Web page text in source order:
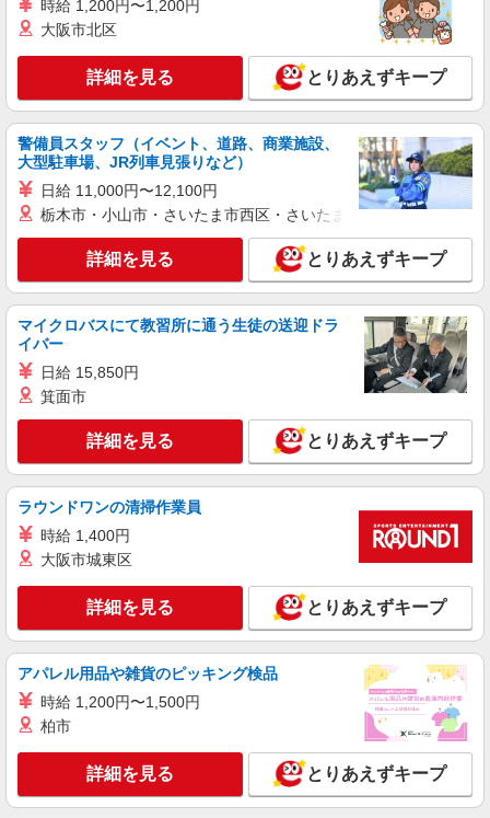
株式会社kotrio /●FK-H-1878196
香春口三萩野／面接なし！シニア向け住宅
STAFF◎お仕事は見守りなど
時給1450円〜2062円 ＜日払い有/週払い有/交
通費全支給(ガソリン代含む)＞
北九州市小倉北区香春口一丁目
キープ 詳細を見る
株式会社kotrio /●FK-H-1879923
落ち着いた少人数環境/グループホームで暮ら
しの手伝い◆週3〜OK
時給1450円〜2062円 ＜日払い有/週払い有/交
キープ 詳細を見る
城野駅｜シニア向けマンションでの生活サポー
時給1450円〜2062円 ＜日払い有/週払い有/交
通費全支給(ガソリン代含む)＞
城野駅
キープ 詳細を見る
派遣社員
株式会社kotrio /●FK-H-1981413
香春口三萩野駅｜小さなグループホームで家事
や生活のサポート！
時給1450円〜2062円 ＜日払い有/週払い有/交
時給 1,200円〜1,200円
大阪市北区
詳細を見る とりあえずキープ
警備員スタッフ（イベント、道路、商業施設、
大型駐車場、JR列車見張りなど）
日給 11,000円〜12,100円
栃木市・小山市・さいたま市西区・さいたま市岩槻区・久喜市・
詳細を見る とりあえずキープ
マイクロバスにて教習所に通う生徒の送迎ドラ
イバー
日給 15,850円
箕面市
詳細を見る とりあえずキープ
ラウンドワンの清掃作業員
時給 1,400円
大阪市城東区
詳細を見る とりあえずキープ
アパレル用品や雑貨のピッキング検品
時給 1,200円〜1,500円
柏市
詳細を見る とりあえずキープ